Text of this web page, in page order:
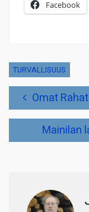
Facebook
TURVALLISUUS
Artikkelien
Omat
Mainilan